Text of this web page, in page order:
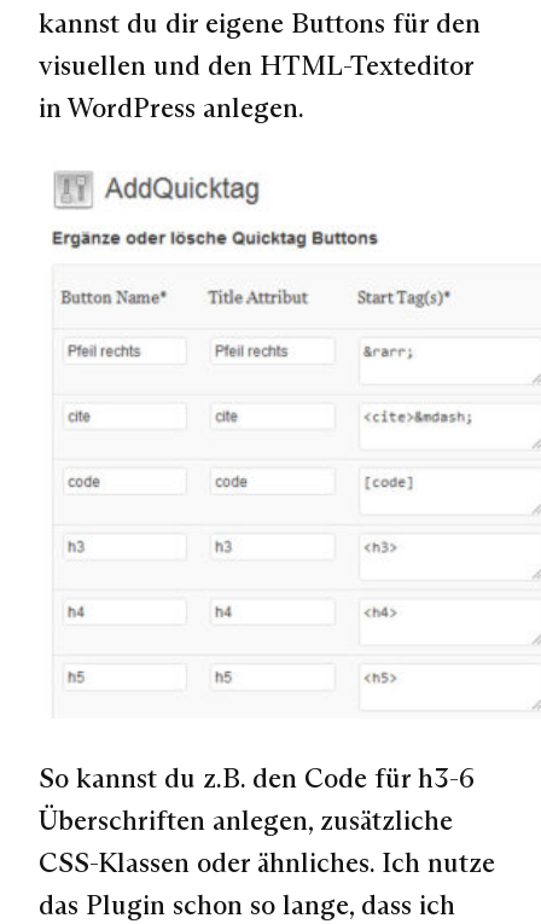
kannst du dir eigene Buttons für den
visuellen und den HTML-Texteditor
in WordPress anlegen.
So kannst du z.B. den Code für h3-6
Überschriften anlegen, zusätzliche
CSS-Klassen oder ähnliches. Ich nutze
das Plugin schon so lange, dass ich